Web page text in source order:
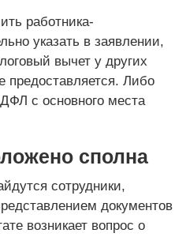
работника-
указать в заявлении,
вычет у других
предоставляется. Либо
с основного места
сполна
сотрудники,
документов
возникает вопрос о